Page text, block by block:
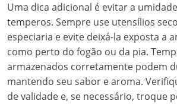
Uma dica adicional é evitar a
temperos. Sempre use utensílios
especiaria e evite deixá-la exposta a
como perto do fogão ou da pia.
armazenados corretamente podem
mantendo seu sabor e aroma.
de validade e, se necessário, troque